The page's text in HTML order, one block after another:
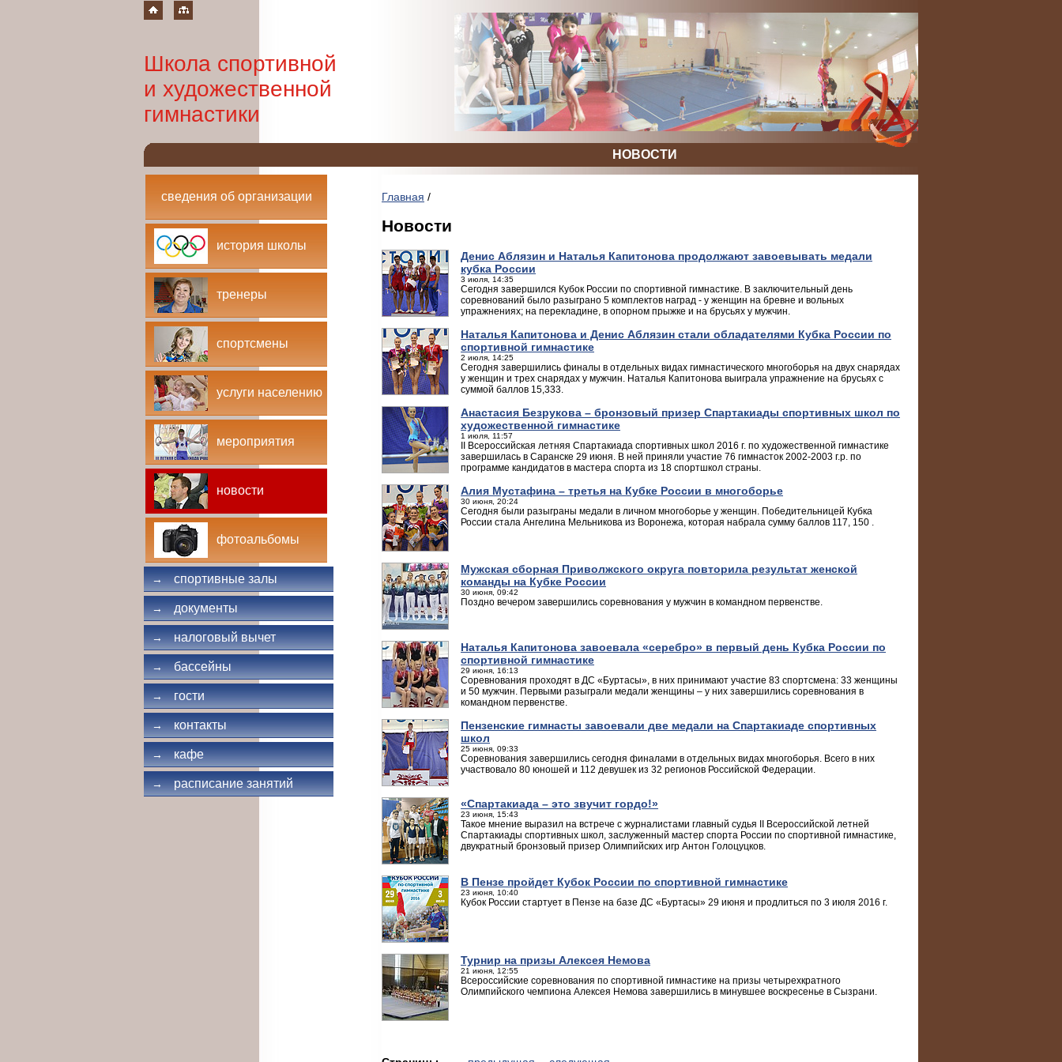
Школа спортивной
и художественной
гимнастики
НОВОСТИ
сведения об организации
история школы
тренеры
спортсмены
услуги населению
мероприятия
новости
фотоальбомы
→ спортивные залы
→ документы
→ налоговый вычет
→ бассейны
→ гости
→ контакты
→ кафе
→ расписание занятий
Главная /
Новости
Денис Аблязин и Наталья Капитонова продолжают завоевывать медали
кубка России
3 июля, 14:35
Сегодня завершился Кубок России по спортивной гимнастике. В заключительный день
соревнований было разыграно 5 комплектов наград - у женщин на бревне и вольных
упражнениях; на перекладине, в опорном прыжке и на брусьях у мужчин.
Наталья Капитонова и Денис Аблязин стали обладателями Кубка России по
спортивной гимнастике
2 июля, 14:25
Сегодня завершились финалы в отдельных видах гимнастического многоборья на двух снарядах
у женщин и трех снарядах у мужчин. Наталья Капитонова выиграла упражнение на брусьях с
суммой баллов 15,333.
Анастасия Безрукова – бронзовый призер Спартакиады спортивных школ по
художественной гимнастике
1 июля, 11:57
II Всероссийская летняя Спартакиада спортивных школ 2016 г. по художественной гимнастике
завершилась в Саранске 29 июня. В ней приняли участие 76 гимнасток 2002-2003 г.р. по
программе кандидатов в мастера спорта из 18 спортшкол страны.
Алия Мустафина – третья на Кубке России в многоборье
30 июня, 20:24
Сегодня были разыграны медали в личном многоборье у женщин. Победительницей Кубка
России стала Ангелина Мельникова из Воронежа, которая набрала сумму баллов 117, 150 .
Мужская сборная Приволжского округа повторила результат женской
команды на Кубке России
30 июня, 09:42
Поздно вечером завершились соревнования у мужчин в командном первенстве.
Наталья Капитонова завоевала «серебро» в первый день Кубка России по
спортивной гимнастике
29 июня, 16:13
Соревнования проходят в ДС «Буртасы», в них принимают участие 83 спортсмена: 33 женщины
и 50 мужчин. Первыми разыграли медали женщины – у них завершились соревнования в
командном первенстве.
Пензенские гимнасты завоевали две медали на Спартакиаде спортивных
школ
25 июня, 09:33
Соревнования завершились сегодня финалами в отдельных видах многоборья. Всего в них
участвовало 80 юношей и 112 девушек из 32 регионов Российской Федерации.
«Спартакиада – это звучит гордо!»
23 июня, 15:43
Такое мнение выразил на встрече с журналистами главный судья II Всероссийской летней
Спартакиады спортивных школ, заслуженный мастер спорта России по спортивной гимнастике,
двукратный бронзовый призер Олимпийских игр Антон Голоцуцков.
В Пензе пройдет Кубок России по спортивной гимнастике
23 июня, 10:40
Кубок России стартует в Пензе на базе ДС «Буртасы» 29 июня и продлиться по 3 июля 2016 г.
Турнир на призы Алексея Немова
21 июня, 12:55
Всероссийские соревнования по спортивной гимнастике на призы четырехкратного
Олимпийского чемпиона Алексея Немова завершились в минувшее воскресенье в Сызрани.